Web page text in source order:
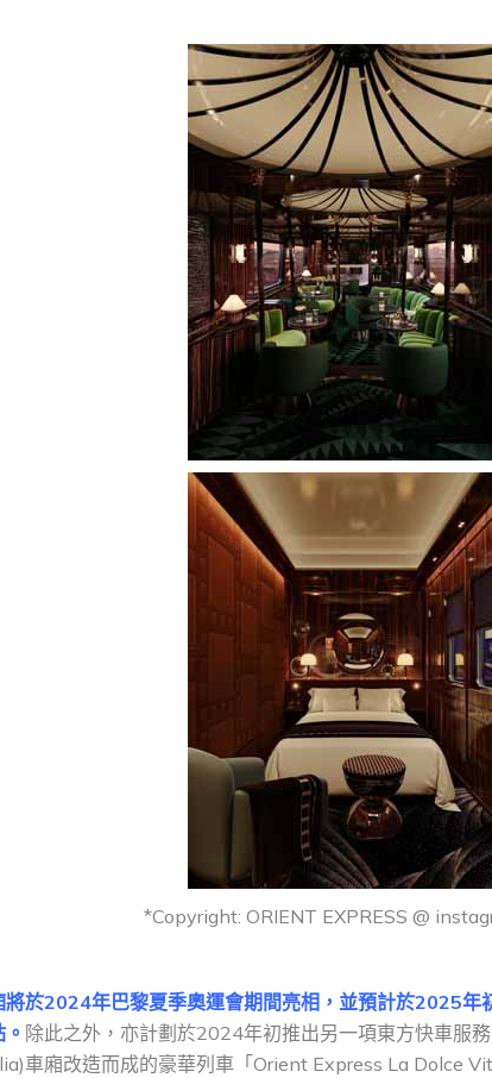
*Copyright: ORIENT EXPRESS @
於2024年巴黎夏季奧運會期間亮相，並預計於2025年
除此之外，亦計劃於2024年初推出另一項東方快車服
車廂改造而成的豪華列車「Orient Express La Dolce